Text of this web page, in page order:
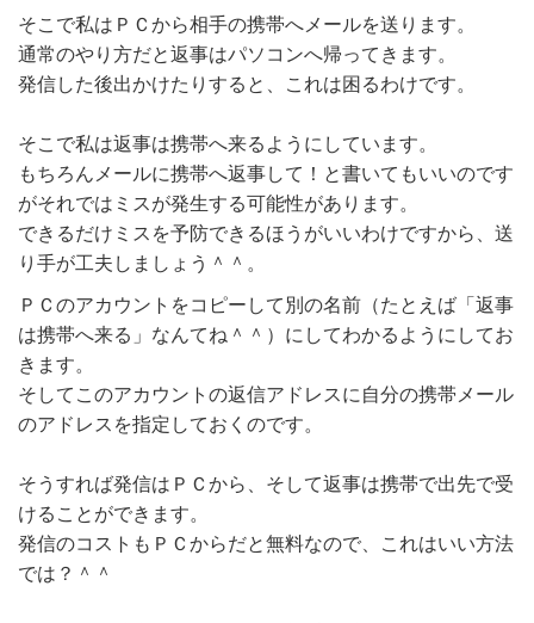
そこで私はＰＣから相手の携帯へメールを送ります。
通常のやり方だと返事はパソコンへ帰ってきます。
発信した後出かけたりすると、これは困るわけです。
そこで私は返事は携帯へ来るようにしています。
もちろんメールに携帯へ返事して！と書いてもいいのです
がそれではミスが発生する可能性があります。
できるだけミスを予防できるほうがいいわけですから、送
り手が工夫しましょう＾＾。
ＰＣのアカウントをコピーして別の名前（たとえば「返事
は携帯へ来る」なんてね＾＾）にしてわかるようにしてお
きます。
そしてこのアカウントの返信アドレスに自分の携帯メール
のアドレスを指定しておくのです。
そうすれば発信はＰＣから、そして返事は携帯で出先で受
けることができます。
発信のコストもＰＣからだと無料なので、これはいい方法
では？＾＾